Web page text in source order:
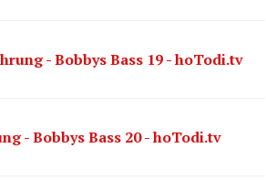
- Bobbys Bass 19 - hoTodi.tv
- Bobbys Bass 20 - hoTodi.tv